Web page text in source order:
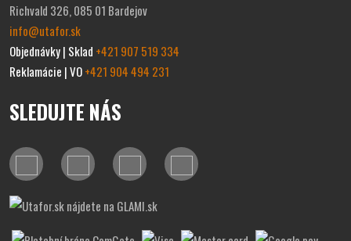
Richvald 326, 085 01 Bardejov
info@utafor.sk
Objednávky | Sklad +421 907 519 334
Reklamácie | VO+421 904 494 231
SLEDUJTE NÁS